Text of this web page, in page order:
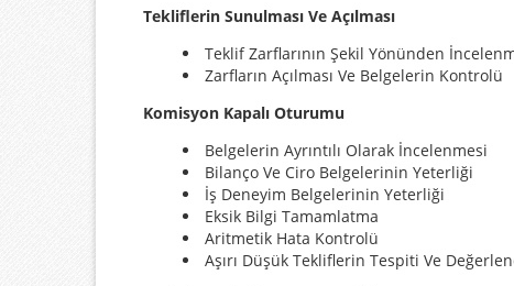
Tekliflerin Sunulması Ve Açılması
Teklif Zarflarının Şekil Yönünden
Zarfların Açılması Ve Belgelerin Kontrolü
Komisyon Kapalı Oturumu
Belgelerin Ayrıntılı Olarak İncelenmesi
Bilanço Ve Ciro Belgelerinin Yeterliği
İş Deneyim Belgelerinin Yeterliği
Eksik Bilgi Tamamlatma
Aritmetik Hata Kontrolü
Aşırı Düşük Tekliflerin Tespiti Ve